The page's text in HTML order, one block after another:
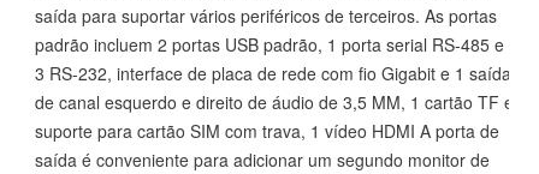
saída para suportar vários periféricos de terceiros. As portas
padrão incluem 2 portas USB padrão, 1 porta serial RS-485 e
3 RS-232, interface de placa de rede com fio Gigabit e 1 saída
de canal esquerdo e direito de áudio de 3,5 MM, 1 cartão TF e
suporte para cartão SIM com trava, 1 vídeo HDMI A porta de
saída é conveniente para adicionar um segundo monitor de